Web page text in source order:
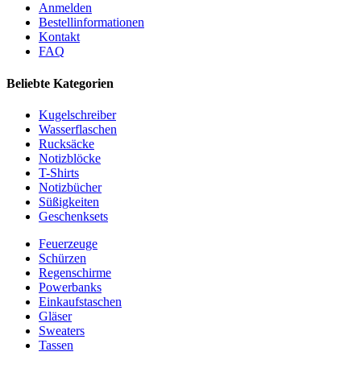
Anmelden
Bestellinformationen
Kontakt
FAQ
Beliebte Kategorien
Kugelschreiber
Wasserflaschen
Rucksäcke
Notizblöcke
T-Shirts
Notizbücher
Süßigkeiten
Geschenksets
Feuerzeuge
Schürzen
Regenschirme
Powerbanks
Einkaufstaschen
Gläser
Sweaters
Tassen